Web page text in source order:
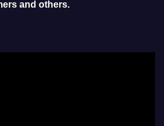
and others.